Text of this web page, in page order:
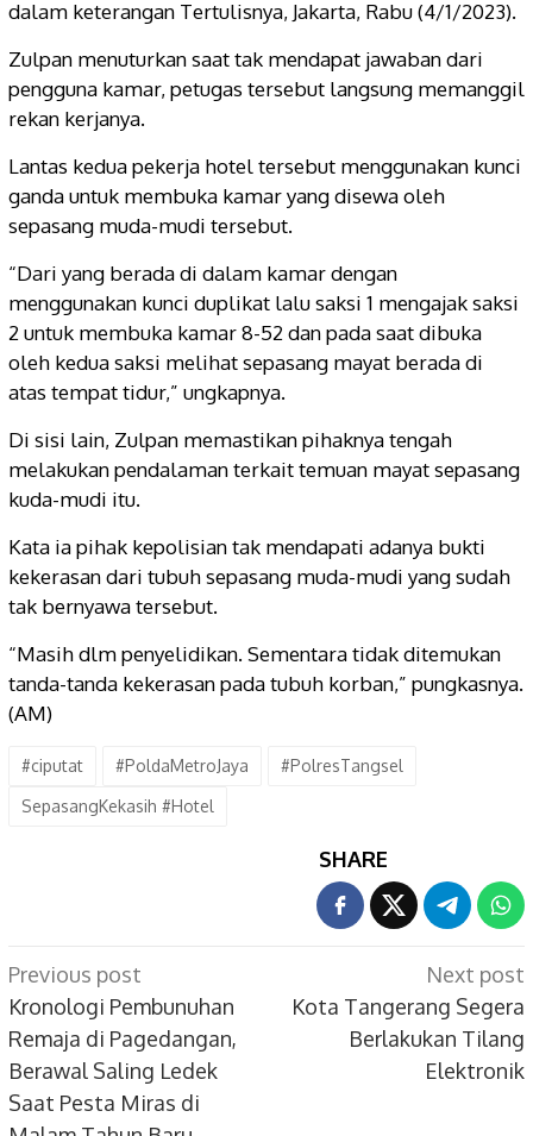
dalam keterangan Tertulisnya, Jakarta, Rabu (4/1/2023).
Zulpan menuturkan saat tak mendapat jawaban dari
pengguna kamar, petugas tersebut langsung memanggil
rekan kerjanya.
Lantas kedua pekerja hotel tersebut menggunakan kunci
ganda untuk membuka kamar yang disewa oleh
sepasang muda-mudi tersebut.
“Dari yang berada di dalam kamar dengan
menggunakan kunci duplikat lalu saksi 1 mengajak saksi
2 untuk membuka kamar 8-52 dan pada saat dibuka
oleh kedua saksi melihat sepasang mayat berada di
atas tempat tidur,” ungkapnya.
Di sisi lain, Zulpan memastikan pihaknya tengah
melakukan pendalaman terkait temuan mayat sepasang
kuda-mudi itu.
Kata ia pihak kepolisian tak mendapati adanya bukti
kekerasan dari tubuh sepasang muda-mudi yang sudah
tak bernyawa tersebut.
“Masih dlm penyelidikan. Sementara tidak ditemukan
tanda-tanda kekerasan pada tubuh korban,” pungkasnya.
(AM)
#ciputat #PoldaMetroJaya
#PolresTangsel
SepasangKekasih #Hotel
SHARE
Post
navigation
Previous post
Kronologi Pembunuhan
Remaja di Pagedangan,
Berawal Saling Ledek
Saat Pesta Miras di
Next post
Kota Tangerang Segera
Berlakukan Tilang
Elektronik